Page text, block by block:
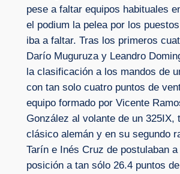
pese a faltar equipos habituales
el podium la pelea por los
iba a faltar. Tras los primeros
Darío Muguruza y Leandro
la clasificación a los mandos de
con tan solo cuatro puntos de
equipo formado por Vicente
González al volante de un 325IX,
clásico alemán y en su segundo
Tarín e Inés Cruz de postulaban
posición a tan sólo 26.4 puntos